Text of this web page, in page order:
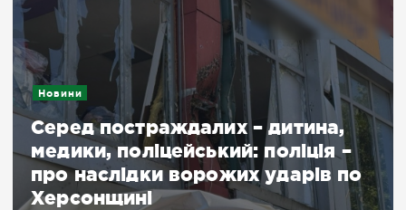
Новини
Серед постраждалих – дитина,
медики, поліцейський: поліція –
про наслідки ворожих ударів по
Херсонщині